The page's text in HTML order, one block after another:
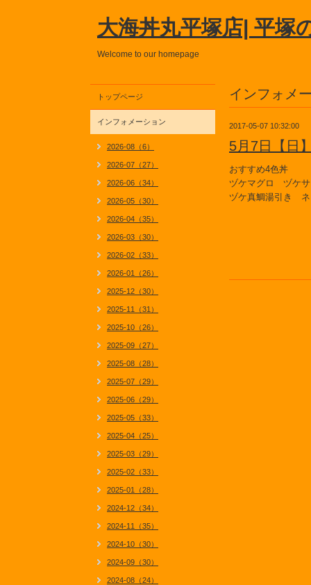
大海丼丸平塚店| 平塚
Welcome to our homepage
インフォメ
2017-05-07 10:32:00
5月7日【日
おすすめ4色丼
ヅケマグロ ヅケサ
ヅケ真鯛湯引き ネ
トップページ
インフォメーション
2026-08（6）
2026-07（27）
2026-06（34）
2026-05（30）
2026-04（35）
2026-03（30）
2026-02（33）
2026-01（26）
2025-12（30）
2025-11（31）
2025-10（26）
2025-09（27）
2025-08（28）
2025-07（29）
2025-06（29）
2025-05（33）
2025-04（25）
2025-03（29）
2025-02（33）
2025-01（28）
2024-12（34）
2024-11（35）
2024-10（30）
2024-09（30）
2024-08（24）